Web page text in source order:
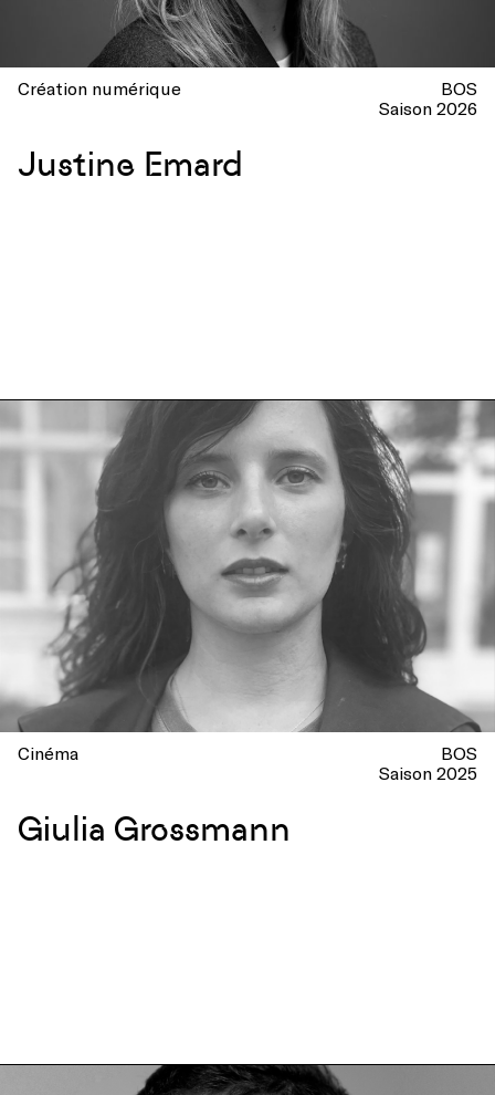
Création numérique
BOS
Saison 2026
Justine Emard
Cinéma
BOS
Saison 2025
Giulia Grossmann